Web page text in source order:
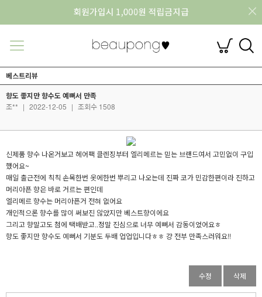
베스트리뷰
향도 좋지만 향수도 예뻐서 만족
조** | 2022-12-05 | 조회수 1508
신제품 향수 나온거보고 헤어팩 클렌징부터 엘리메르는 믿는 브랜드여서 고민없이 구입
했어요~
매일 출근전에 칙칙 손목한번 옷에한번 뿌리고 나오는데 진짜 코가 민감한편이라 진하고
머리아픈 향은 바로 거르는 편인데
엘리메르 향수는 머리아픈거 전혀 없어요
개인적으론 향수를 많이 써보진 않았지만 베스트향이에요
그리고 향말고도 첨에 택배받고..정말 진심으로 너무 예뻐서 감동이었어요ㅎ
향도 좋지만 향수도 예뻐서 기분도 두배 업업입니다ㅎㅎ 걍 전부 만족스러워요!!
수정 삭제